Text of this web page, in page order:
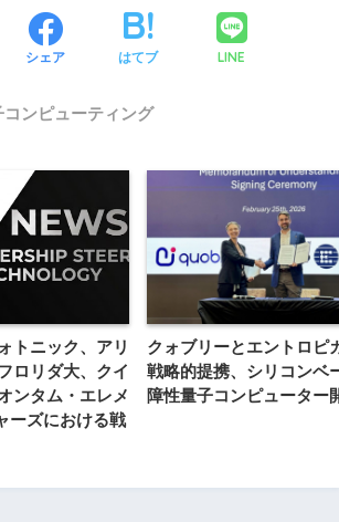
シェア はてブ LINE
コンピューティング
トニック、アリ
ロリダ大、クイ
ンタム・エレメ
ーズにおける戦
クォブリーとエントロピ
戦略的提携、シリコンベ
障性量子コンピューター